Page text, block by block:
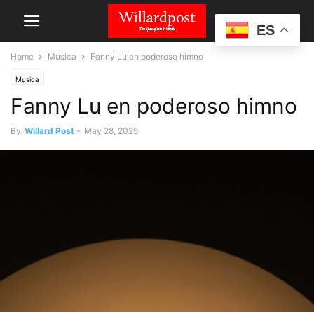
Home Musica Fanny Lu en poderoso himno
Musica
Fanny Lu en poderoso himno
By Willard Post - May 28, 2025
ES